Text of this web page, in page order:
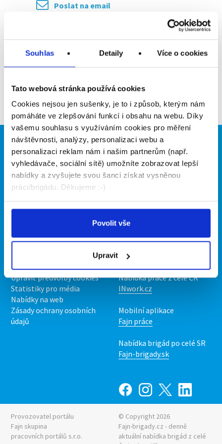
Souhlas Detaily Více o cookies
Tato webová stránka používá cookies
Cookies nejsou jen sušenky, je to i způsob, kterým nám
pomáháte ve zlepšování funkcí i obsahu na webu. Díky
vašemu souhlasu s využíváním cookies pro měření
návštěvnosti, analýzy, personalizaci webu a
personalizaci reklam nám i našim partnerům (např.
vyhledávače, sociální sítě) umožníte zobrazovat lepší
nabídky a zvyšujete svou šanci získat vysněnou
práci/brigádu. Děkujeme :-)
Povolit vše
Upravit
Poslat na email
Přidat do oblíbených
Zpět
Brigádníci
Články
Hledané brigády
Firmy
Vložit inzerát
Ceník
Kontakt
Podmínky
Upravit předvolby cookies
Statistiky pro média
Nabídky na web
Zásady ochrany osobních
údajů
Naše další projekty
Mobilní aplikace
Fajn brigády
Nabídka práce z celé ČR
INwork.cz
Mobilní aplikace
Fajn práce
Nabídka brigád po celé SR
Fajn-brigady.sk
Provozovatel portálu
Fajn skupina
pracovních portálů s.r.o.
© Copyright 2026
Fajn-brigady.cz - denně
aktuální nabídka brigád z celé